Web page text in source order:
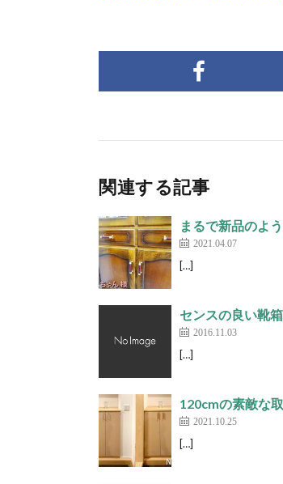
関連する記事
まるで新品のよ
2021.04.07
[…]
センスの良い靴
2016.11.03
[…]
120cmの素敵な
2021.10.25
[…]